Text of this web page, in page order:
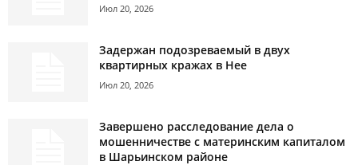
Июл 20, 2026
Задержан подозреваемый в двух
квартирных кражах в Нее
Июл 20, 2026
Завершено расследование дела о
мошенничестве с материнским капиталом
в Шарьинском районе